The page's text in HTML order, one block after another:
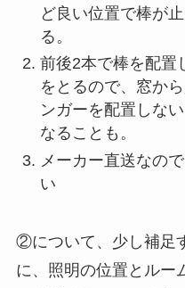
ど良い位置で棒が
る。
前後2本で棒を配置
をとるので、窓か
ンガーを配置しな
なることも。
メーカー直送なの
い
②について、少し補足
に、照明の位置とルー